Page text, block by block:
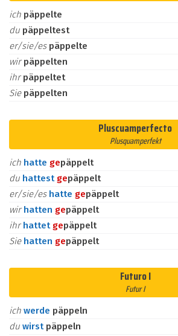
ich päppelte
du päppeltest
er/sie/es päppelte
wirpäppelten
ihrpäppeltet
Sie päppelten
Pluscuamperfecto
Plusquamperfekt
ich hatte gepäppelt
du hattest gepäppelt
er/sie/es hatte gepäppelt
wirhatten gepäppelt
ihrhattet gepäppelt
Sie hatten gepäppelt
Futuro I
Futur I
ich werde päppeln
du wirst päppeln